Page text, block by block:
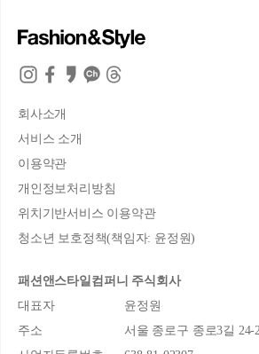
회사소개
서비스 소개
이용약관
개인정보처리방침
위치기반서비스 이용약관
청소년 보호정책(책임자: 윤정원)
패션앤스타일컴퍼니 주식회사
대표자
윤정원
주소
서울 종로구 종로3길 24-